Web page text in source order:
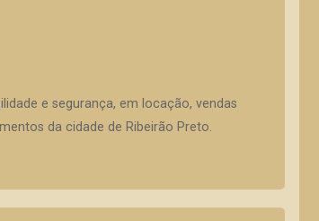
e segurança, em locação, vendas
da cidade de Ribeirão Preto.